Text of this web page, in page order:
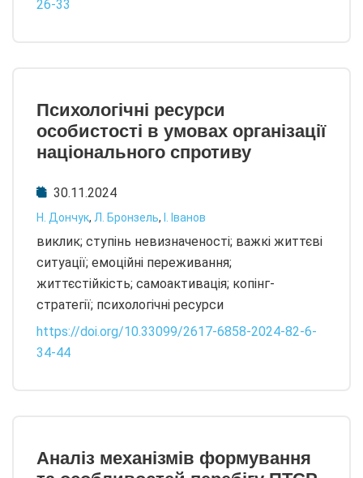
26-33
Психологічні ресурси
особистості в умовах організації
національного спротиву
30.11.2024
Н. Дончук, Л. Бронзель, І. Іванов
виклик; ступінь невизначеності; важкі життєві
ситуації; емоційні переживання;
життєстійкість; самоактивація; копінг-
стратегії; психологічні ресурси
https://doi.org/10.33099/2617-6858-2024-82-6-
34-44
Аналіз механізмів формування